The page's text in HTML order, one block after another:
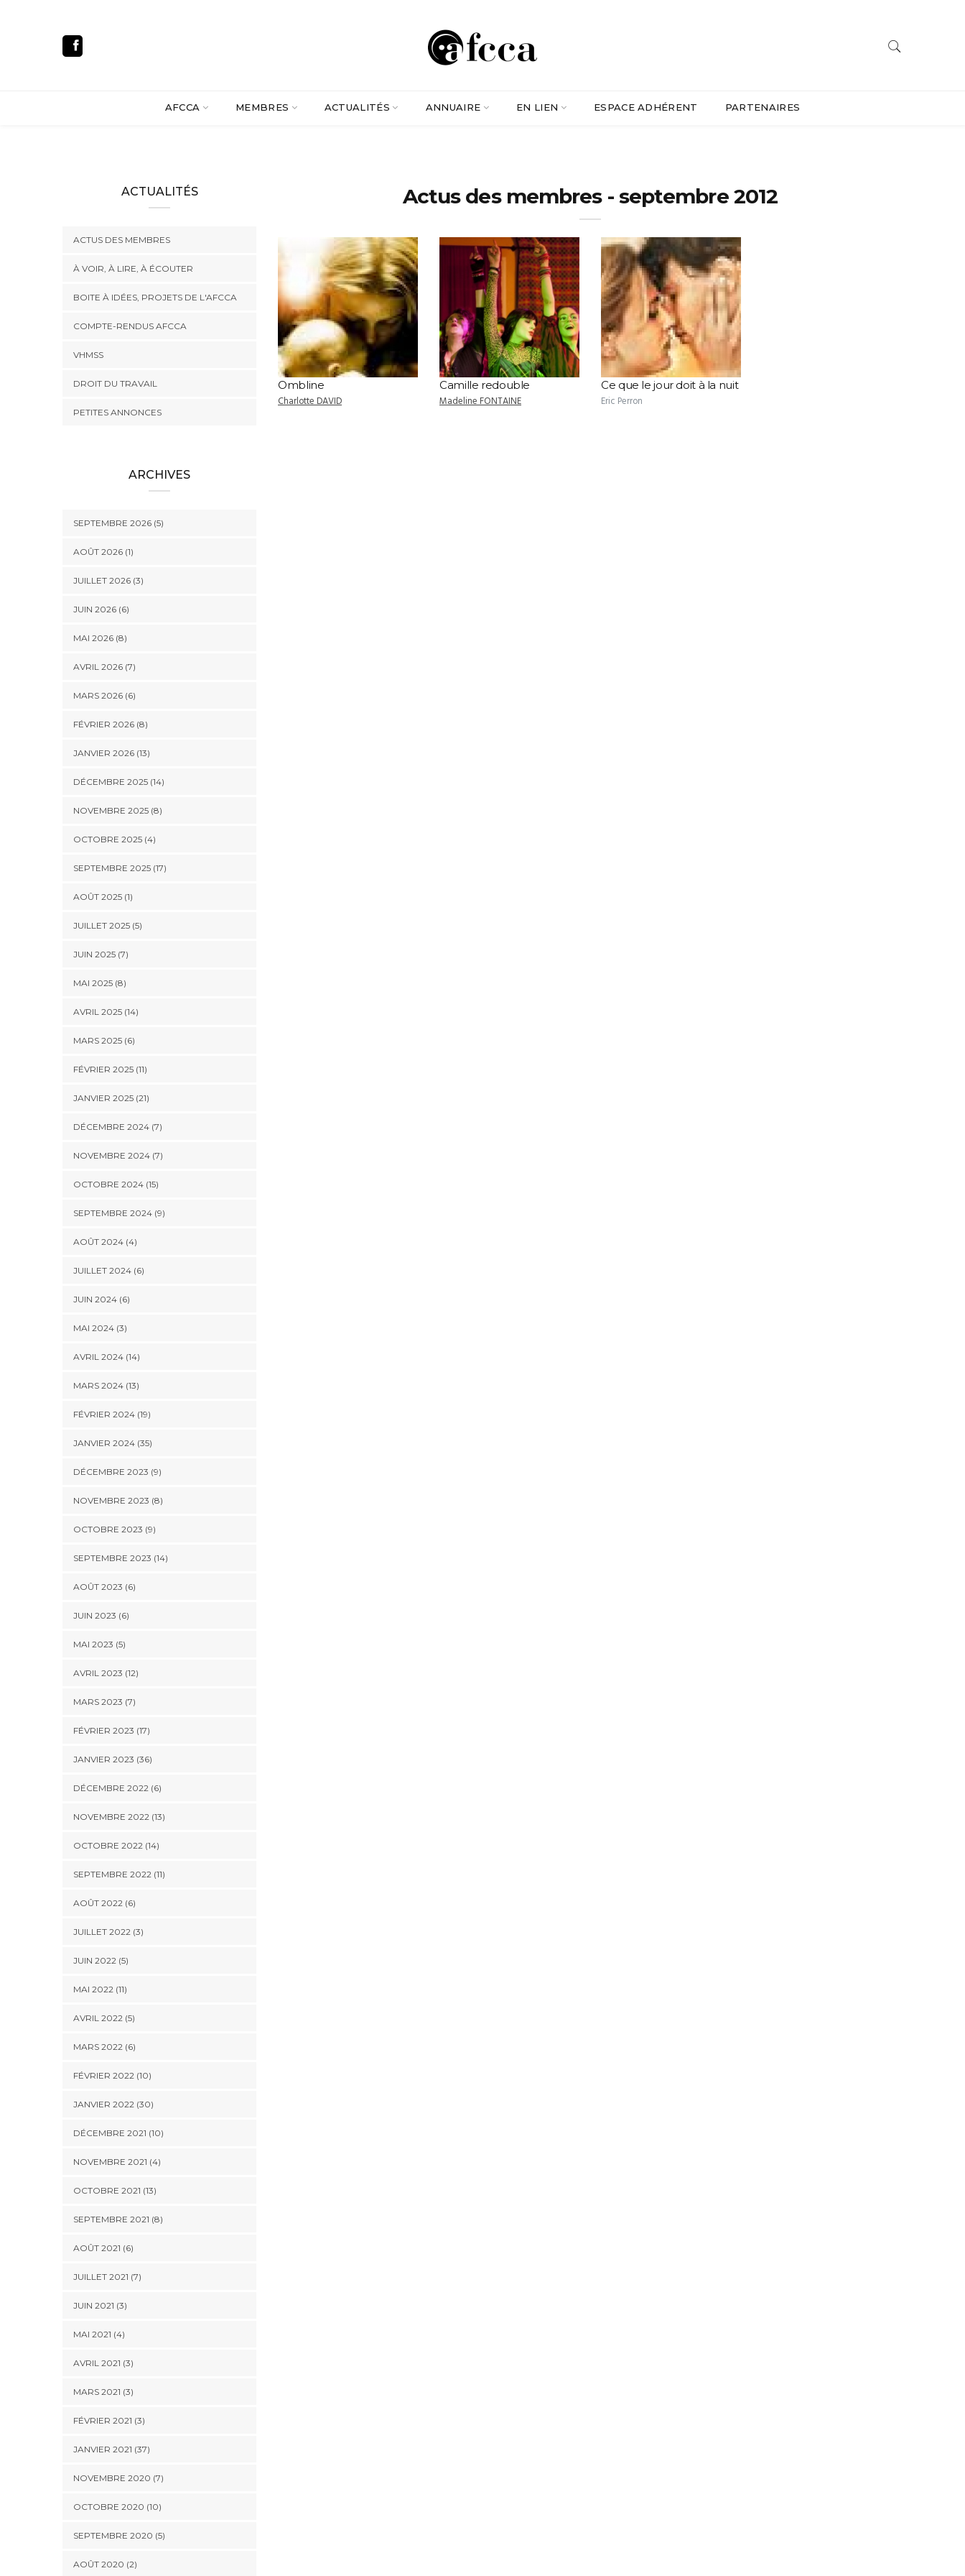
AFCCA MEMBRES ACTUALITÉS ANNUAIRE EN LIEN ESPACE ADHÉRENT PARTENAIRES
Actus des membres - septembre 2012
Ombline
Charlotte DAVID
Camille redouble
Madeline FONTAINE
Ce que le jour doit à la nuit
Eric Perron
ACTUALITÉS
ACTUS DES MEMBRES
À VOIR, À LIRE, À ÉCOUTER
BOITE À IDÉES, PROJETS DE L'AFCCA
COMPTE-RENDUS AFCCA
VHMSS
DROIT DU TRAVAIL
PETITES ANNONCES
ARCHIVES
SEPTEMBRE 2026 (5)
AOÛT 2026 (1)
JUILLET 2026 (3)
JUIN 2026 (6)
MAI 2026 (8)
AVRIL 2026 (7)
MARS 2026 (6)
FÉVRIER 2026 (8)
JANVIER 2026 (13)
DÉCEMBRE 2025 (14)
NOVEMBRE 2025 (8)
OCTOBRE 2025 (4)
SEPTEMBRE 2025 (17)
AOÛT 2025 (1)
JUILLET 2025 (5)
JUIN 2025 (7)
MAI 2025 (8)
AVRIL 2025 (14)
MARS 2025 (6)
FÉVRIER 2025 (11)
JANVIER 2025 (21)
DÉCEMBRE 2024 (7)
NOVEMBRE 2024 (7)
OCTOBRE 2024 (15)
SEPTEMBRE 2024 (9)
AOÛT 2024 (4)
JUILLET 2024 (6)
JUIN 2024 (6)
MAI 2024 (3)
AVRIL 2024 (14)
MARS 2024 (13)
FÉVRIER 2024 (19)
JANVIER 2024 (35)
DÉCEMBRE 2023 (9)
NOVEMBRE 2023 (8)
OCTOBRE 2023 (9)
SEPTEMBRE 2023 (14)
AOÛT 2023 (6)
JUIN 2023 (6)
MAI 2023 (5)
AVRIL 2023 (12)
MARS 2023 (7)
FÉVRIER 2023 (17)
JANVIER 2023 (36)
DÉCEMBRE 2022 (6)
NOVEMBRE 2022 (13)
OCTOBRE 2022 (14)
SEPTEMBRE 2022 (11)
AOÛT 2022 (6)
JUILLET 2022 (3)
JUIN 2022 (5)
MAI 2022 (11)
AVRIL 2022 (5)
MARS 2022 (6)
FÉVRIER 2022 (10)
JANVIER 2022 (30)
DÉCEMBRE 2021 (10)
NOVEMBRE 2021 (4)
OCTOBRE 2021 (13)
SEPTEMBRE 2021 (8)
AOÛT 2021 (6)
JUILLET 2021 (7)
JUIN 2021 (3)
MAI 2021 (4)
AVRIL 2021 (3)
MARS 2021 (3)
FÉVRIER 2021 (3)
JANVIER 2021 (37)
NOVEMBRE 2020 (7)
OCTOBRE 2020 (10)
SEPTEMBRE 2020 (5)
AOÛT 2020 (2)